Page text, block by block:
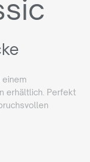
einem
erhältlich. Perfekt